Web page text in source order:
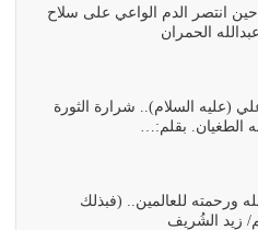
حين انتصر الدم الواعي على سلاح
الحمران
(عليه السلام).. شرارة الثورة
الطغيان. بقلم:…
ورحمته للعالمين.. (فبذلك
زيد الشُريف